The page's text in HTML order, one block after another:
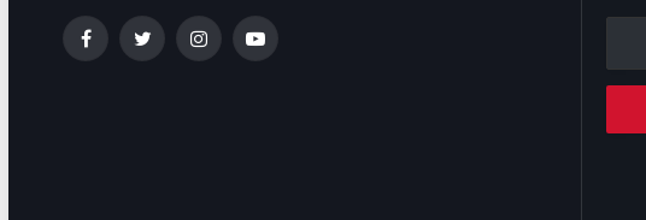
FacebookTwitterInstagramYouTube